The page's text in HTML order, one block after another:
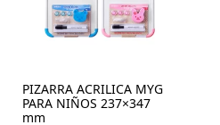
PIZARRA ACRILICA MYG
PARA NIÑOS 237×347
mm